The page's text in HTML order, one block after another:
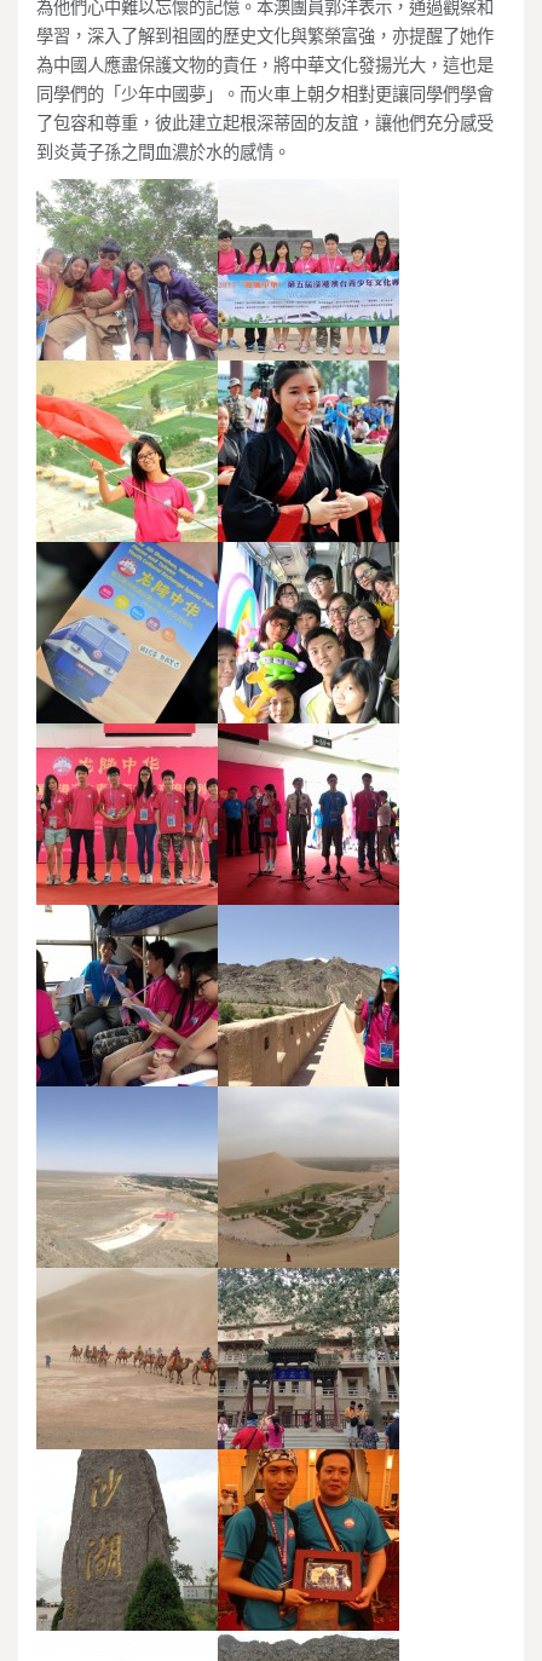
為他們心中難以忘懷的記憶。本澳團員郭洋表示，通過觀察和
學習，深入了解到祖國的歷史文化與繁榮富強，亦提醒了她作
為中國人應盡保護文物的責任，將中華文化發揚光大，這也是
同學們的「少年中國夢」。而火車上朝夕相對更讓同學們學會
了包容和尊重，彼此建立起根深蒂固的友誼，讓他們充分感受
到炎黃子孫之間血濃於水的感情。